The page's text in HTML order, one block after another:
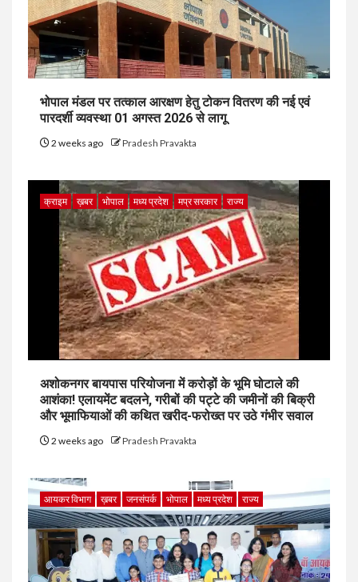
भोपाल मंडल पर तत्काल आरक्षण हेतु टोकन वितरण की नई एवं
पारदर्शी व्यवस्था 01 अगस्त 2026 से लागू
2 weeks ago Pradesh Pravakta
क्राइम ख़बर भोपाल मध्य प्रदेश मप्र सरकार राज्य
अशोकनगर बायपास परियोजना में करोड़ों के भूमि घोटाले की
आशंका! एलायमेंट बदलने, गरीबों की पट्टे की जमीनों की बिक्री
और भूमाफियाओं की कथित खरीद-फरोख्त पर उठे गंभीर सवाल
2 weeks ago Pradesh Pravakta
आयकर विभाग ख़बर जनसंपर्क भोपाल मध्य प्रदेश राज्य